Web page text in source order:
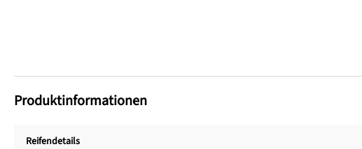
Produktinformationen
Reifendetails